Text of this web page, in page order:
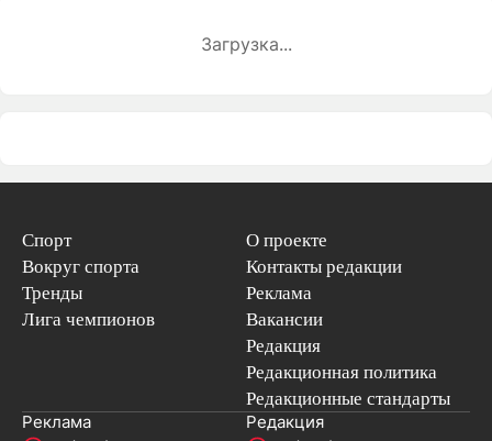
Загрузка...
Спорт
Вокруг спорта
Тренды
Лига чемпионов
О проекте
Контакты редакции
Реклама
Вакансии
Редакция
Редакционная политика
Редакционные стандарты
Реклама Редакция